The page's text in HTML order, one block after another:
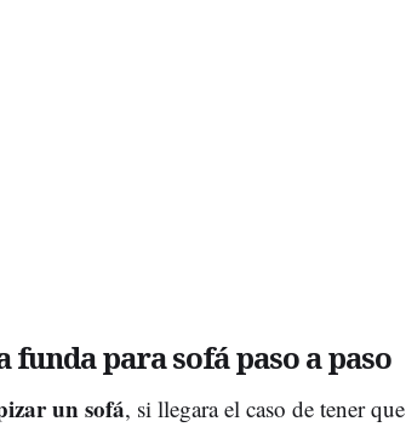
funda para sofá paso a paso
un sofá, si llegara el caso de tener que